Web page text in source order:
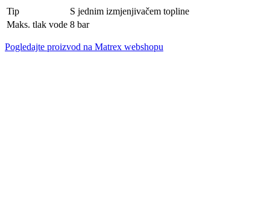
Tip
S jednim izmjenjivačem topline
Maks. tlak vode 8 bar
Pogledajte proizvod na Matrex webshopu